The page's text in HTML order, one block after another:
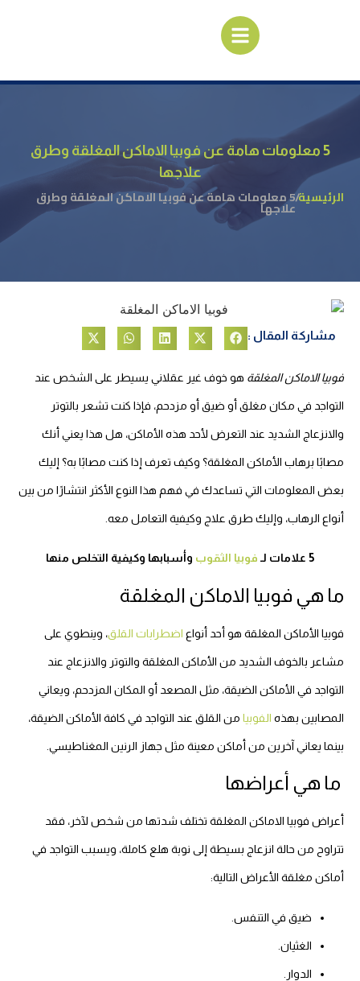
5 معلومات هامة عن فوبيا الاماكن المغلقة وطرق
علاجها
الرئيسية/ 5 معلومات هامة عن فوبيا الاماكن المغلقة وطرق
علاجها
مشاركة المقال :
فوبيا الاماكن المغلقة هو خوف غير عقلاني يسيطر على الشخص عند
التواجد في مكان مغلق أو ضيق أو مزدحم، فإذا كنت تشعر بالتوتر
والانزعاج الشديد عند التعرض لأحد هذه الأماكن، هل هذا يعني أنك
مصابًا برهاب الأماكن المغلقة؟ وكيف تعرف إذا كنت مصابًا به؟ إليك
بعض المعلومات التي تساعدك في فهم هذا النوع الأكثر انتشارًا من بين
أنواع الرهاب، وإليك طرق علاج وكيفية التعامل معه.
5 علامات لـ فوبيا الثقوب وأسبابها وكيفية التخلص منها
ما هي فوبيا الاماكن المغلقة
فوبيا الأماكن المغلقة هو أحد أنواع اضطرابات القلق، وينطوي على
مشاعر بالخوف الشديد من الأماكن المغلقة والتوتر والانزعاج عند
التواجد في الأماكن الضيقة، مثل المصعد أو المكان المزدحم، ويعاني
المصابين بهذه الفوبيا من القلق عند التواجد في كافة الأماكن الضيقة،
بينما يعاني آخرين من أماكن معينة مثل جهاز الرنين المغناطيسي.
ما هي أعراضها
أعراض فوبيا الاماكن المغلقة تختلف شدتها من شخص لآخر، فقد
تتراوح من حالة انزعاج بسيطة إلى نوبة هلع كاملة، ويسبب التواجد في
أماكن مغلقة الأعراض التالية:
ضيق في التنفس.
الغثيان.
الدوار.